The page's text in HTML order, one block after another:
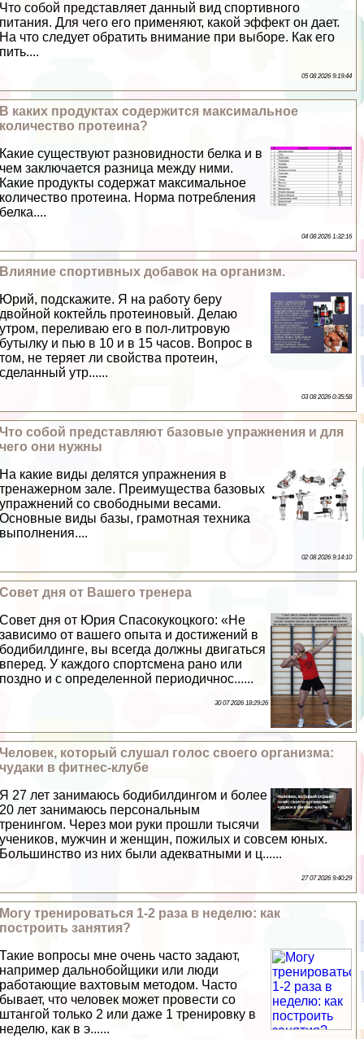
Что собой представляет данный вид спортивного
питания. Для чего его применяют, какой эффект он дает.
На что следует обратить внимание при выборе. Как его
пить....
05 08 2026 9:19:44
В каких продуктах содержится максимальное
количество протеина?
Какие существуют разновидности белка и в
чем заключается разница между ними.
Какие продукты содержат максимальное
количество протеина. Норма потрeбления
белка....
04 08 2026 1:32:16
Влияние спортивных добавок на организм.
Юрий, подскажите. Я на работу беру
двойной коктейль протеиновый. Делаю
утром, переливаю его в пол-литровую
бутылку и пью в 10 и в 15 часов. Вопрос в
том, не теряет ли свойства протеин,
сделанный утр......
03 08 2026 0:35:58
Что собой представляют базовые упражнения и для
чего они нужны
На какие виды делятся упражнения в
тренажерном зале. Преимущества базовых
упражнений со свободными весами.
Основные виды базы, грамотная техника
выполнения....
02 08 2026 9:14:10
Совет дня от Вашего тренера
Совет дня от Юрия Спасокукоцкого: «Не
зависимо от вашего опыта и достижений в
бодибилдинге, вы всегда должны двигаться
вперед. У каждого спортсмена рано или
поздно и с определенной периодичнос......
30 07 2026 18:29:26
Человек, который слушал голос своего организма:
чудаки в фитнес-клубе
Я 27 лет занимаюсь бодибилдингом и более
20 лет занимаюсь персональным
тренингом. Через мои руки прошли тысячи
учеников, мужчин и женщин, пожилых и совсем юных.
Большинство из них были адекватными и ц......
27 07 2026 9:40:29
Могу тренироваться 1-2 раза в неделю: как
построить занятия?
Такие вопросы мне очень часто задают,
например дальнобойщики или люди
работающие вахтовым методом. Часто
бывает, что человек может провести со
штангой только 2 или даже 1 тренировку в
неделю, как в э......